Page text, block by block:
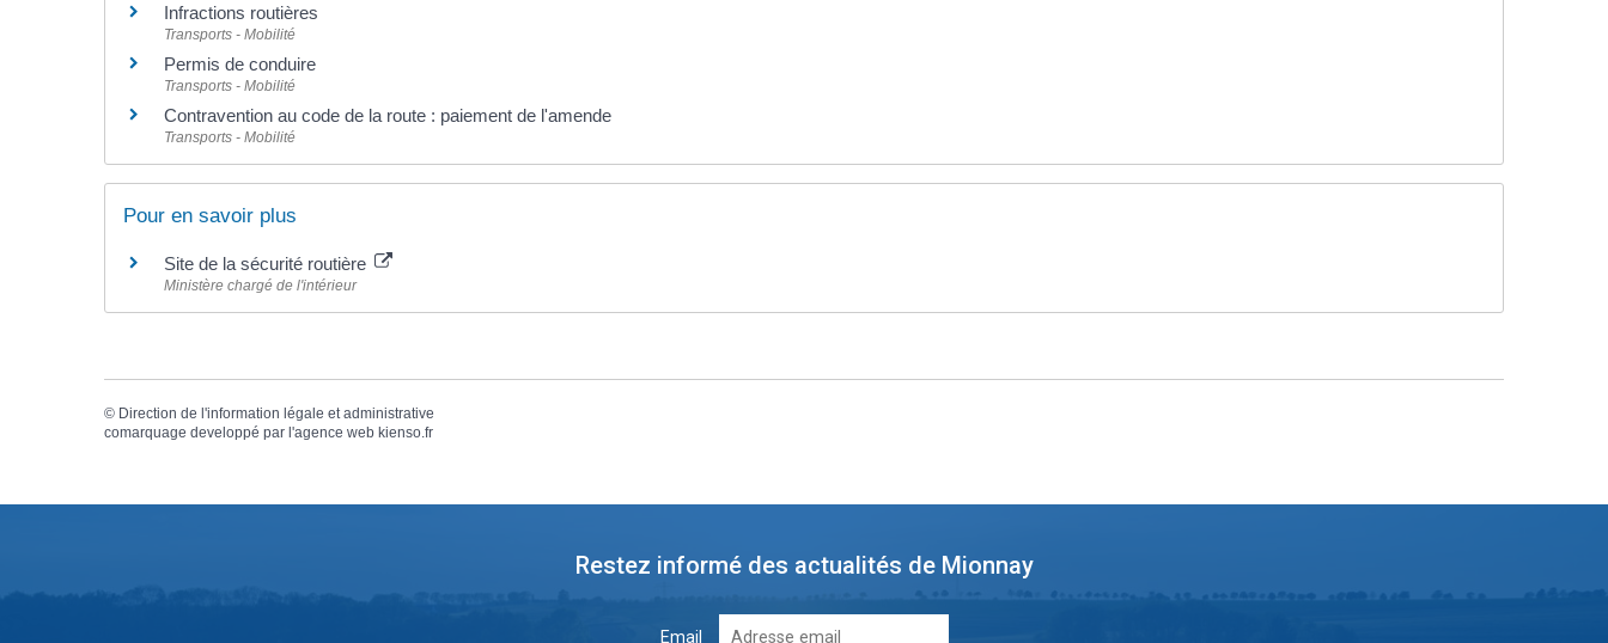
Infractions routières
Transports - Mobilité
Permis de conduire
Transports - Mobilité
Contravention au code de la route : paiement de l'amende
Transports - Mobilité
Pour en savoir plus
Site de la sécurité routière
Ministère chargé de l'intérieur
© Direction de l'information légale et administrative
comarquage developpé par l'agence web kienso.fr
Restez informé des actualités de Mionnay
Email